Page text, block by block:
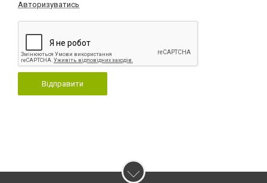
Авторизуватись
Відправити